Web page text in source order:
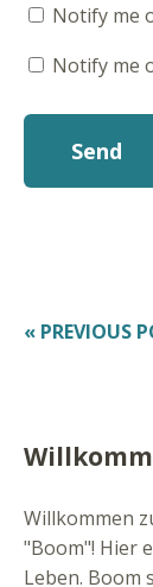
Notify me
Notify me
« PREVIOUS
Willkommen
"Boom"! Hier
Leben. Boom